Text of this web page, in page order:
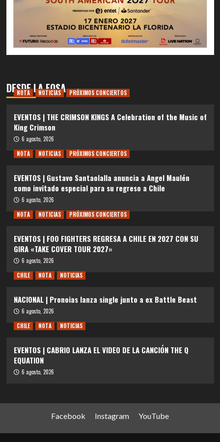
DESDE LA FOSA
NOTA NOTICIAS PRÓXIMOS CONCIERTOS
EVENTOS | THE CRIMSON KINGS A Celebration of the Music of
King Crimson
6 agosto, 2026
NOTA
NOTICIAS PRÓXIMOS CONCIERTOS
EVENTOS | Gustavo Santaolalla anuncia a Angel Maulén
como invitado especial para su regreso a Chile
6 agosto, 2026
NOTA
NOTICIAS PRÓXIMOS CONCIERTOS
EVENTOS | FOO FIGHTERS REGRESA A CHILE EN 2027 CON SU
GIRA «TAKE COVER TOUR 2027»
6 agosto, 2026
CHILE
NOTA NOTICIAS
NACIONAL | Pronoias lanza single junto a ex Battle Beast
6 agosto, 2026
CHILE
NOTA NOTICIAS
EVENTOS | CABRIO LANZA EL VIDEO DE LA CANCIÓN THE Q
EQUATION
6 agosto, 2026
Facebook Instagram YouTube